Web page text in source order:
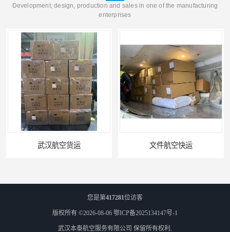
Development, design, production and sales in one of the manufacturing
enterprises
武汉航空货运 文件航空快运
您是第417281位访客
版权所有 ©2026-08-06 鄂ICP备2025134147号-1
武汉本泰航空服务有限公司 保留所有权利.